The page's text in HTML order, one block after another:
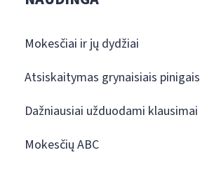
Mokesčiai ir jų dydžiai
Atsiskaitymas grynaisiais pinigais
Dažniausiai užduodami klausimai
Mokesčių ABC